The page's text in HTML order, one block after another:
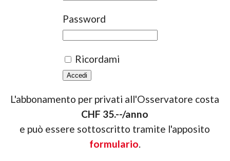
Password
Ricordami
L'abbonamento per privati all'Osservatore costa
CHF 35.--/anno
e può essere sottoscritto tramite l'apposito
formulario.